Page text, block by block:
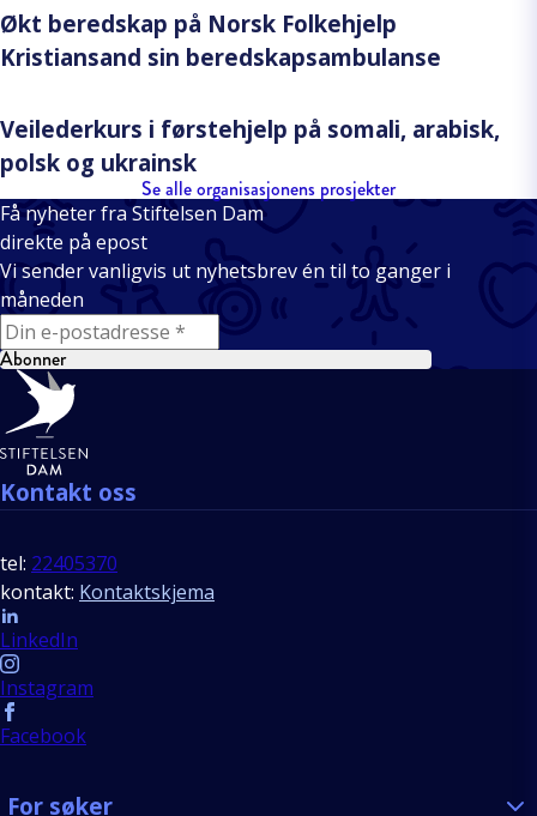
Økt beredskap på Norsk Folkehjelp
Kristiansand sin beredskapsambulanse
Veilederkurs i førstehjelp på somali, arabisk,
polsk og ukrainsk
Se alle organisasjonens prosjekter
Få nyheter fra Stiftelsen Dam
direkte på epost
Vi sender vanligvis ut nyhetsbrev én til to ganger i
måneden
E-mail
Abonner
Bunntekst
Kontakt oss
tel: 22405370
kontakt: Kontaktskjema
Follow us
LinkedIn
Instagram
Facebook
For søker